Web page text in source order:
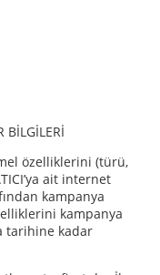
BİLGİLERİ
özelliklerini (türü,
ait internet
kampanya
kampanya
tarihine kadar